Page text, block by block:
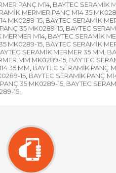
PANÇ M14, BAYTEC SERAMİK
MERMER PANÇ M14 35
MK0289-15, BAYTEC SERAMİK
35 MK0289-15, BAYTEC
MERMER M14, BAYTEC SERAMİK
MK0289-15, BAYTEC SERAMİK
SERAMİK MERMER 35 MM,
MM MK0289-15, BAYTEC
35 MM, BAYTEC SERAMİK PANÇ
15, BAYTEC SERAMİK PANÇ
35 MK0289-15, BAYTEC
15,